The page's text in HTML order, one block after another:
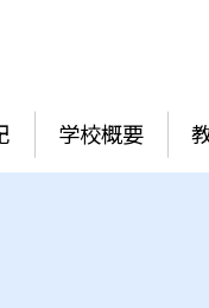
学校概要